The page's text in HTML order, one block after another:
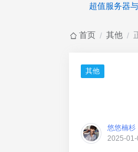
超值服务器
首页 / 其他 /
其他
悠悠楠杉
2025-01-